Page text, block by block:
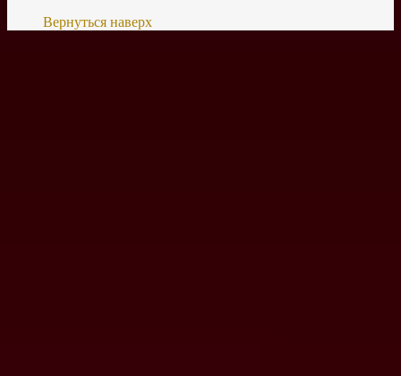
Вернуться наверх